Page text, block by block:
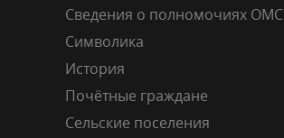
Сведения о полномочиях ОМС
Символика
История
Почётные граждане
Сельские поселения